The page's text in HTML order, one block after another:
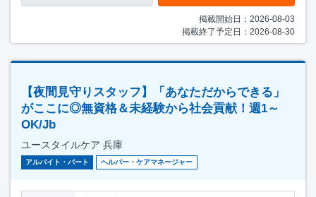
掲載開始日：2026-08-03
掲載終了予定日：2026-08-30
【夜間見守りスタッフ】「あなただからできる」
がここに◎無資格＆未経験から社会貢献！週1～
OK/Jb
ユースタイルケア 兵庫
アルバイト・パート ヘルパー・ケアマネージャー